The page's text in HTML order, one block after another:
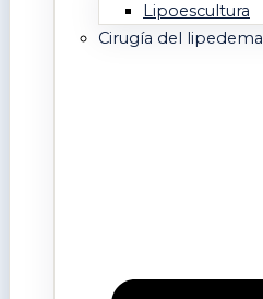
Lipoescultura
Cirugía del lipedema